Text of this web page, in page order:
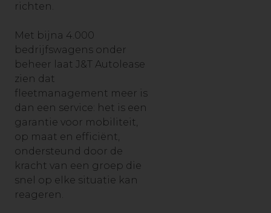
richten.
Met bijna 4.000
bedrijfswagens onder
beheer laat J&T Autolease
zien dat
fleetmanagement meer is
dan een service: het is een
garantie voor mobiliteit,
op maat en efficiënt,
ondersteund door de
kracht van een groep die
snel op elke situatie kan
reageren.